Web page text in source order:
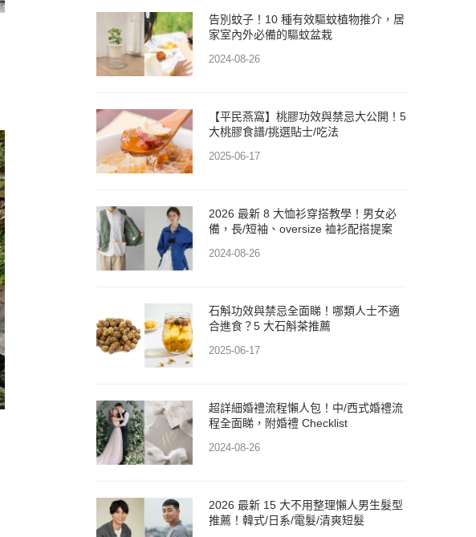
告別蚊子！10 種有效驅蚊植物推介，居
家室內外必備的驅蚊盆栽
2024-08-26
【平民燕窩】桃膠功效與禁忌大公開！5
大桃膠食譜/挑選貼士/吃法
2025-06-17
2026 最新 8 大恤衫穿搭教學！男女必
備，長/短袖、oversize 裇衫配搭提案
2024-08-26
石斛功效與禁忌全面睇！哪類人士不適
合進食？5 大石斛茶推薦
2025-06-17
超詳細婚禮流程懶人包！中/西式婚禮流
程全面睇，附婚禮 Checklist
2024-08-26
2026 最新 15 大不用整理懶人男生髮型
推薦！韓式/日系/電髮/清爽短髮